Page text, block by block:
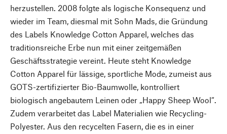
herzustellen. 2008 folgte als logische Konsequenz und
wieder im Team, diesmal mit Sohn Mads, die Gründung
des Labels Knowledge Cotton Apparel, welches das
traditionsreiche Erbe nun mit einer zeitgemäßen
Geschäftsstrategie vereint. Heute steht Knowledge
Cotton Apparel für lässige, sportliche Mode, zumeist aus
GOTS-zertifizierter Bio-Baumwolle, kontrolliert
biologisch angebautem Leinen oder „Happy Sheep Wool“.
Zudem verarbeitet das Label Materialien wie Recycling-
Polyester. Aus den recycelten Fasern, die es in einer